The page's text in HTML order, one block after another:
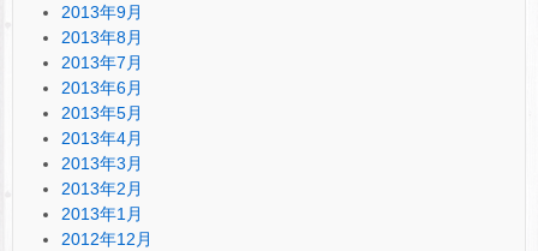
2013年9月
2013年8月
2013年7月
2013年6月
2013年5月
2013年4月
2013年3月
2013年2月
2013年1月
2012年12月